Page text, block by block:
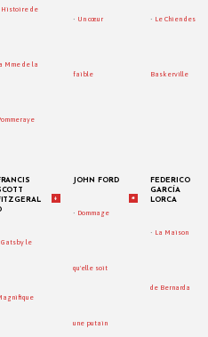
Histoire de
Mme de la
• Un cœur
faible
• Le Chien des
Baskerville
Gatsby le
JOHN FORD
• Dommage
qu'elle soit
une putain
FEDERICO
GARCÍA
LORCA
• La Maison
de Bernarda